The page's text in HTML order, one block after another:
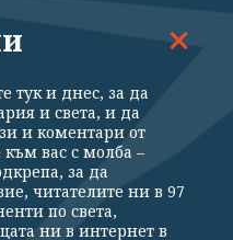
КАЛЕЙДОСКОП
за поверителност
Контакти За Клуб Z
тук и днес, за да
и света, и да
и коментари от
вас с молба –
за да
читателите ни в 97
по света,
ни в интернет в